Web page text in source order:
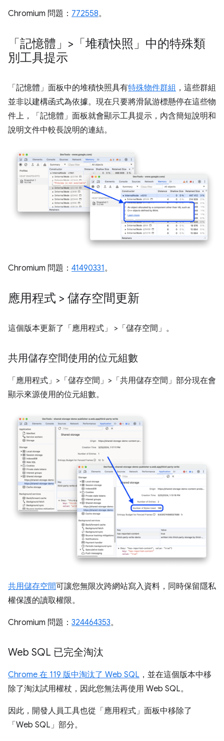
Chromium 問題： 772558。
「記憶體」>「堆積快照」中的特殊類
別工具提示
「記憶體」 面板中的堆積快照具有特殊物件群組 ，這些群組
並非以建構函式為依據。現在只要將滑鼠游標懸停在這些物
件上，「記憶體」 面板就會顯示工具提示，內含簡短說明和
說明文件中較長說明的連結。
Chromium 問題： 41490331。
應用程式 > 儲存空間更新
這個版本更新了「應用程式」 >「儲存空間」 。
共用儲存空間使用的位元組數
「應用程式」>「儲存空間」>「共用儲存空間」 部分現在會
顯示來源使用的位元組數。
共用儲存空間可讓您無限次跨網站寫入資料，同時保留隱私
權保護的讀取權限。
Chromium 問題： 324464353。
Web SQL 已完全淘汰
Chrome 在 119 版中淘汰了 Web SQL ，並在這個版本中移
除了淘汰試用權杖，因此您無法再使用 Web SQL。
因此，開發人員工具也從「應用程式」 面板中移除了
「Web SQL」 部分。